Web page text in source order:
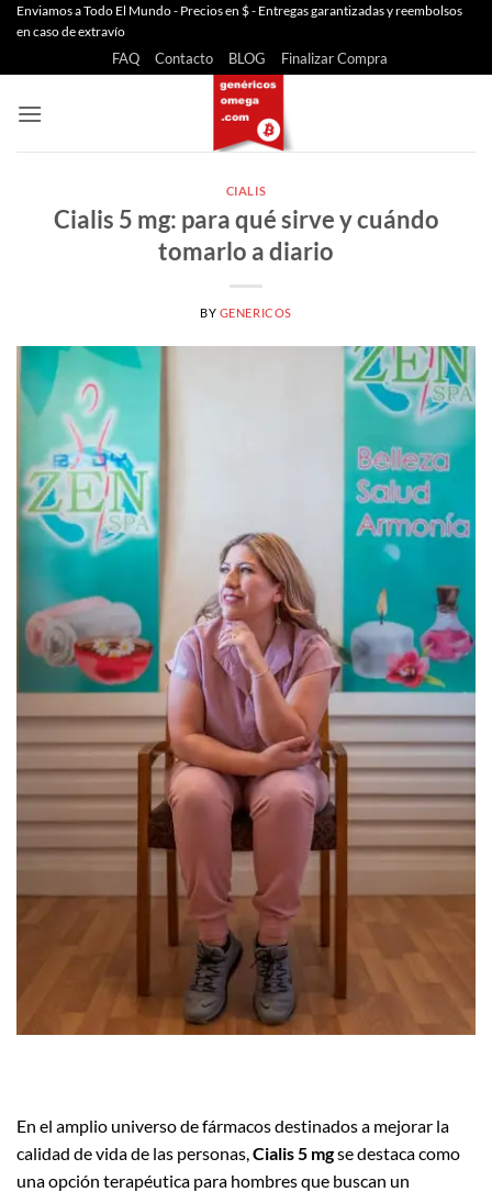
Saltar
Enviamos a Todo El Mundo - Precios en $ - Entregas garantizadas y reembolsos
en caso de extravío
FAQ Contacto BLOG Finalizar Compra
CIALIS
Cialis 5 mg: para qué sirve y cuándo
tomarlo a diario
BY GENERICOS
En el amplio universo de fármacos destinados a mejorar la
calidad de vida de las personas,Cialis 5 mgse destaca como
una opción terapéutica para hombres que buscan un